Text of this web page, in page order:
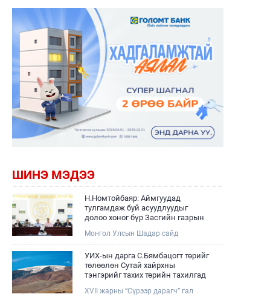
ШИНЭ МЭДЭЭ
Н.Номтойбаяр: Аймгуудад
тулгамдаж буй асуудлуудыг
долоо хоног бүр Засгийн газрын
шийдвэрлүүлнэ
Монгол Улсын Шадар сайд
Дундговь аймагт ажиллалаа.
Ерөнхий сайдын 10 дугаар албан
даалгавар, Улсын Онцгой комиссын
даргын 3 дугаар тушаалын хүрээнд
Өмнөговь аймагт байгаль орчин,
УИХ-ын дарга С.Бямбацогт төрийг
төлөөлөн Сутай хайрхны
тэнгэрийг тахих төрийн тахилгад
XVII жарны “Сүрээр дарагч” гал